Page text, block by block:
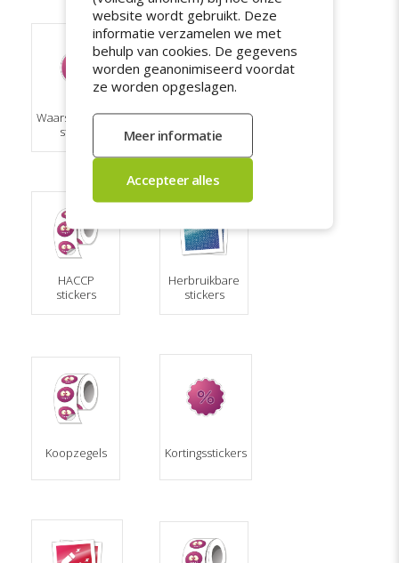
Waarschuwings-
stickers
HACCP
stickers
Herbruikbare
stickers
Koopzegels Kortingsstickers
website wordt gebruikt. Deze
informatie verzamelen we met
behulp van cookies. De gegevens
worden geanonimiseerd voordat
ze worden opgeslagen.